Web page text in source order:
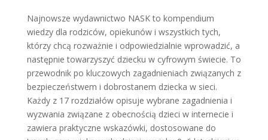
Najnowsze wydawnictwo NASK to kompendium
wiedzy dla rodziców, opiekunów i wszystkich tych,
którzy chcą rozważnie i odpowiedzialnie wprowadzić, a
następnie towarzyszyć dziecku w cyfrowym świecie. To
przewodnik po kluczowych zagadnieniach związanych z
bezpieczeństwem i dobrostanem dziecka w sieci.
Każdy z 17 rozdziałów opisuje wybrane zagadnienia i
wyzwania związane z obecnością dzieci w internecie i
zawiera praktyczne wskazówki, dostosowane do